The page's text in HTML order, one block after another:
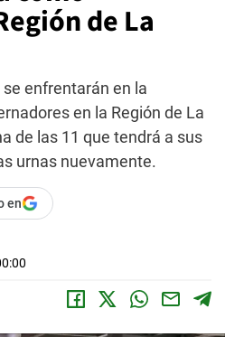
de La
enfrentarán en la
en la Región de La
de las 11 que tendrá a sus
urnas nuevamente.
en